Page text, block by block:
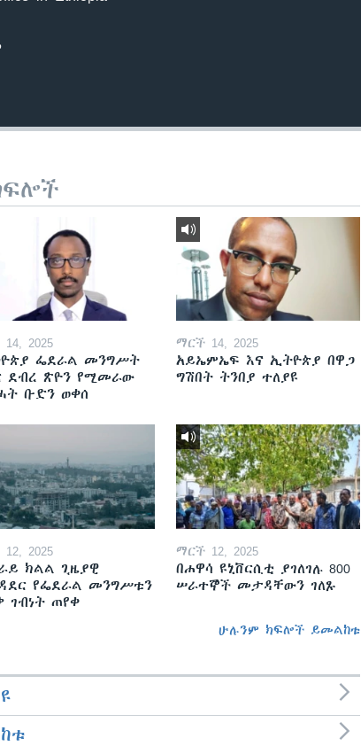
2025
ፌደራል መንግሥት
ደብረ ጽዮን የሚመራው
ቡድን ወቀሰ
ማርች 14, 2025
አይኤምኤፍ እና ኢትዮጵያ በዋጋ
ግሽበት ትንበያ ተለያዩ
2025
ክልል ጊዜያዊ
የፌደራል መንግሥቱን
ገብነት ጠየቀ
ማርች 12, 2025
በሐዋሳ ዩኒቨርሲቲ ያገለገሉ 800
ሠራተኞች መታዳቸውን ገለጹ
ሁሉንም ክፍሎች ይመልከቱ